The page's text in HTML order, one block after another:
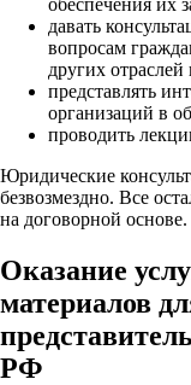
давать
вопросам
других отраслей
представлять
организаций в
проводить
Юридические
безвозмездно. Все
на договорной основе.
Оказание
материалов
РФ